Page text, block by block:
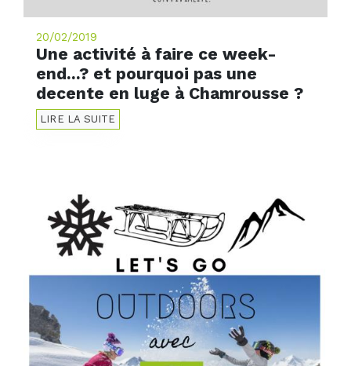
20/02/2019
Une activité à faire ce week-
end...? et pourquoi pas une
decente en luge à Chamrousse ?
LIRE LA SUITE